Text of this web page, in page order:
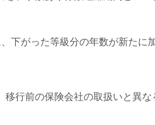
下がった等級分の年数が新たに
行前の保険会社の取扱いと異な